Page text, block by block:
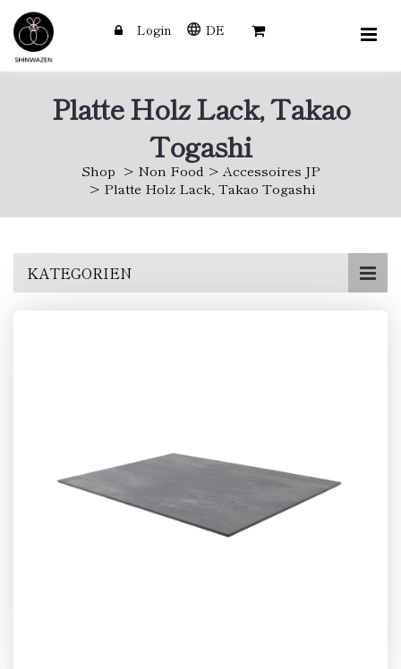
Login DE
Platte Holz Lack, Takao
Togashi
Shop Non Food
Accessoires JP
Platte Holz Lack, Takao Togashi
KATEGORIEN